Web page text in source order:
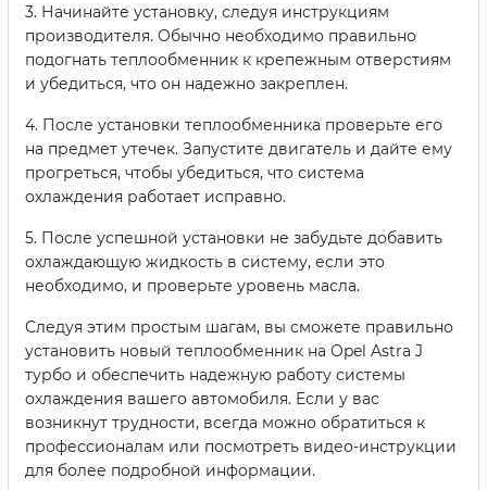
3. Начинайте установку, следуя инструкциям
производителя. Обычно необходимо правильно
подогнать теплообменник к крепежным отверстиям
и убедиться, что он надежно закреплен.
4. После установки теплообменника проверьте его
на предмет утечек. Запустите двигатель и дайте ему
прогреться, чтобы убедиться, что система
охлаждения работает исправно.
5. После успешной установки не забудьте добавить
охлаждающую жидкость в систему, если это
необходимо, и проверьте уровень масла.
Следуя этим простым шагам, вы сможете правильно
установить новый теплообменник на Opel Astra J
турбо и обеспечить надежную работу системы
охлаждения вашего автомобиля. Если у вас
возникнут трудности, всегда можно обратиться к
профессионалам или посмотреть видео-инструкции
для более подробной информации.